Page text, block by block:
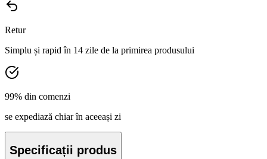
Retur
Simplu și rapid în 14 zile de la primirea produsului
99% din comenzi
se expediază chiar în aceeași zi
Specificații produs